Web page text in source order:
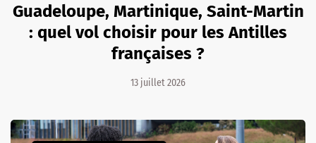
Guadeloupe, Martinique, Saint-Martin
: quel vol choisir pour les Antilles
françaises ?
13 juillet 2026